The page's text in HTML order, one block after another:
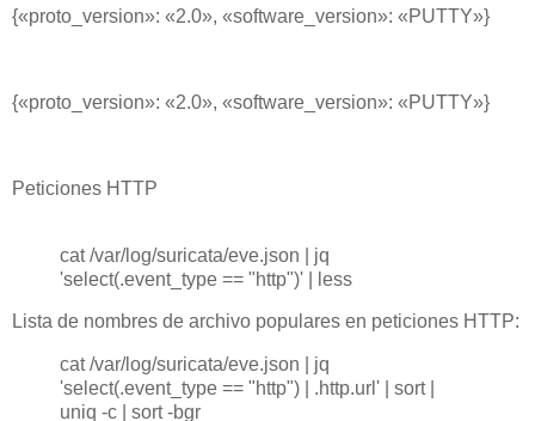
{«proto_version»: «2.0», «software_version»: «PUTTY»}
{«proto_version»: «2.0», «software_version»: «PUTTY»}
Peticiones HTTP
cat /var/log/suricata/eve.json | jq
'select(.event_type == "http")' | less
Lista de nombres de archivo populares en peticiones HTTP:
cat /var/log/suricata/eve.json | jq
'select(.event_type == "http") | .http.url' | sort |
uniq -c | sort -bgr